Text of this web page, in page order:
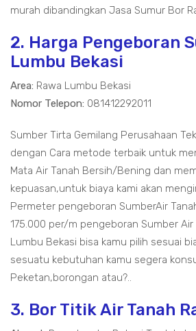
murah dibandingkan Jasa Sumur Bor
2. Harga Pengeboran
Lumbu Bekasi
Area: Rawa Lumbu Bekasi
Nomor Telepon: 081412292011
Sumber Tirta Gemilang Perusahaan
dengan Cara metode terbaik untuk
Mata Air Tanah Bersih/Bening dan
kepuasan,untuk biaya kami akan
Permeter pengeboran SumberAir
175.000 per/m pengeboran Sumber Air
Lumbu Bekasi bisa kamu pilih sesuai
sesuatu kebutuhan kamu segera
Peketan,borongan atau?..
3. Bor Titik Air Tanah